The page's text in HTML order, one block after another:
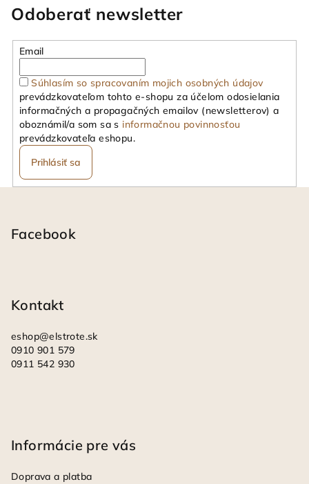
Odoberať newsletter
Email
Súhlasím so spracovaním mojich osobných údajov
prevádzkovateľom tohto e-shopu za účelom odosielania
informačných a propagačných emailov (newsletterov) a
oboznámil/a som sa s informačnou povinnosťou
prevádzkovateľa eshopu.
Prihlásiť sa
Facebook
Kontakt
eshop@elstrote.sk
0910 901 579
0911 542 930
Informácie pre vás
Doprava a platba